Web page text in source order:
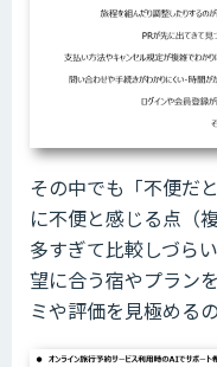
その中でも「不便だ
に不便と感じる点（
多すぎて比較しづら
望に合う宿やプラン
ミや評価を見極める